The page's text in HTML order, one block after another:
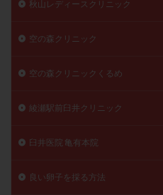
秋山レディースクリニック
空の森クリニック
空の森クリニックくるめ
綾瀬駅前臼井クリニック
臼井医院 亀有本院
良い卵子を採る方法